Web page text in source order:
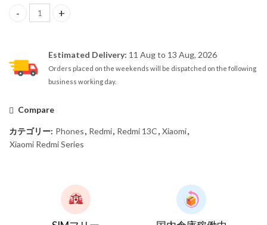
【SIMフリー】Redmi 13C 8GB/256GB Dual Sim Navy Blue –
Estimated Delivery: 11 Aug to 13 Aug, 2026
Orders placed on the weekends will be dispatched on the following
business working day.
Compare
カテゴリー: Phones, Redmi, Redmi 13C, Xiaomi,
Xiaomi Redmi Series